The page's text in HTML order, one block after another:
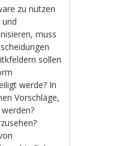
zu nutzen
muss
sollen
werde? In
Vorschläge,